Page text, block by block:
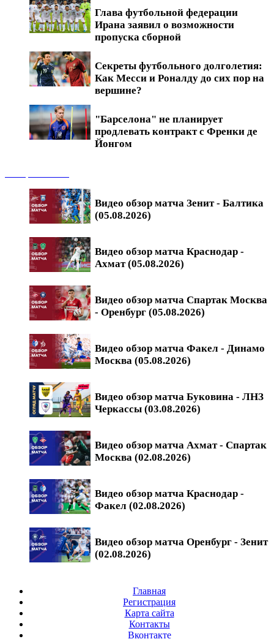
Глава футбольной федерации
Ирана заявил о возможности
пропуска сборной
Секреты футбольного долголетия:
Как Месси и Роналду до сих пор на
вершине?
"Барселона" не планирует
продлевать контракт с Френки де
Йонгом
Видео обзор матча Зенит - Балтика
(05.08.2026)
Видео обзор матча Краснодар -
Ахмат (05.08.2026)
Видео обзор матча Спартак Москва
- Оренбург (05.08.2026)
Видео обзор матча Факел - Динамо
Москва (05.08.2026)
Видео обзор матча Буковина - ЛНЗ
Черкассы (03.08.2026)
Видео обзор матча Ахмат - Спартак
Москва (02.08.2026)
Видео обзор матча Краснодар -
Факел (02.08.2026)
Видео обзор матча Оренбург - Зенит
(02.08.2026)
Главная
Регистрация
Карта сайта
Контакты
Вконтакте